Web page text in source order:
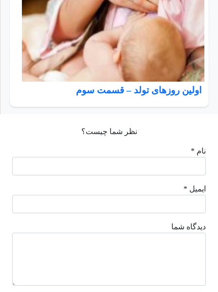
اولین روزهای تولد – قسمت سوم
نظر شما چیست؟
نام *
ایمیل *
دیدگاه شما